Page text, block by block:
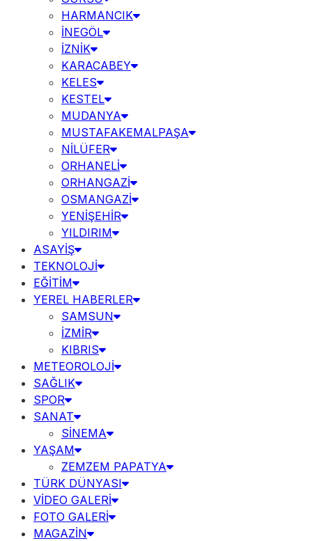
HARMANCIK
İNEGÖL
İZNİK
KARACABEY
KELES
KESTEL
MUDANYA
MUSTAFAKEMALPAŞA
NİLÜFER
ORHANELİ
ORHANGAZİ
OSMANGAZİ
YENİŞEHİR
YILDIRIM
ASAYİŞ
TEKNOLOJİ
EĞİTİM
YEREL HABERLER
SAMSUN
İZMİR
KIBRIS
METEOROLOJİ
SAĞLIK
SPOR
SANAT
SİNEMA
YAŞAM
ZEMZEM PAPATYA
TÜRK DÜNYASI
VİDEO GALERİ
FOTO GALERİ
MAGAZİN